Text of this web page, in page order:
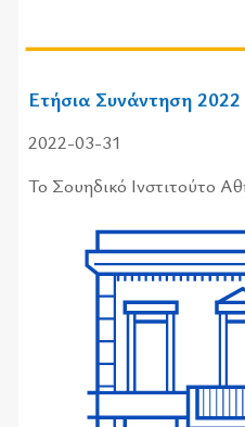
Ετήσια Συνάντηση 2022
2022-03-31
Το Σου­η­δι­κό Ινστι­τού­το